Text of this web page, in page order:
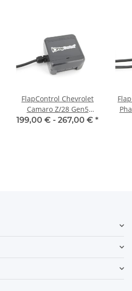
FlapControl Chevrolet
Camaro Z/28 Gen5
Control de la aleta de
199,00 € - 267,00 € *